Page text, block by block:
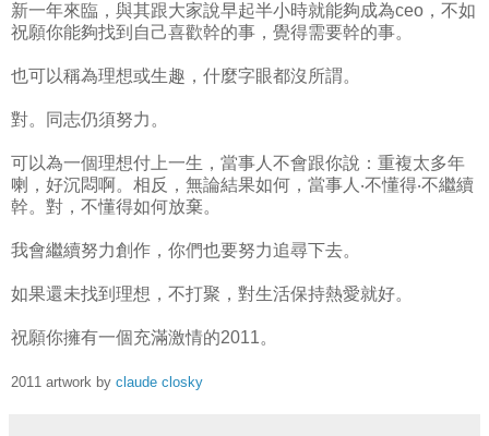
新一年來臨，與其跟大家說早起半小時就能夠成為ceo，不如
祝願你能夠找到自己喜歡幹的事，覺得需要幹的事。
也可以稱為理想或生趣，什麼字眼都沒所謂。
對。同志仍須努力。
可以為一個理想付上一生，當事人不會跟你說：重複太多年
喇，好沉悶啊。相反，無論結果如何，當事人‧不懂得‧不繼續
幹。對，不懂得如何放棄。
我會繼續努力創作，你們也要努力追尋下去。
如果還未找到理想，不打聚，對生活保持熱愛就好。
祝願你擁有一個充滿激情的2011。
2011 artwork by claude closky